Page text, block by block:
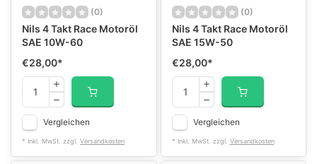
(0)
Nils 4 Takt Race Motoröl
SAE 10W-60
€28,00*
Vergleichen
* Inkl. MwSt. zzgl. Versandkosten
(0)
Nils 4 Takt Race Motoröl
SAE 15W-50
€28,00*
Vergleichen
* Inkl. MwSt. zzgl. Versandkosten